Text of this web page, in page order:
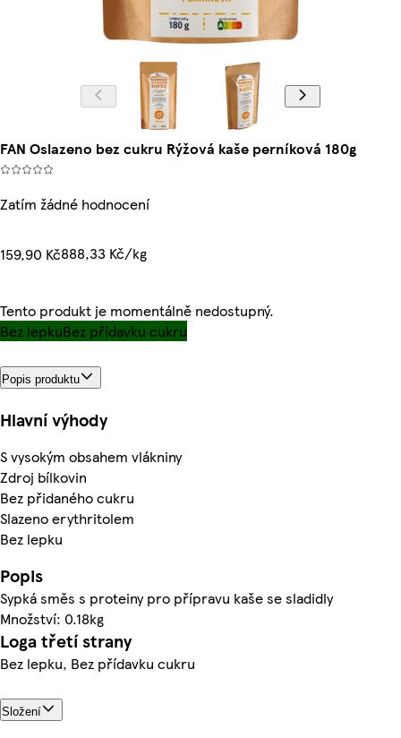
FAN Oslazeno bez cukru Rýžová kaše perníková 180g
Zatím žádné hodnocení
159,90 Kč888,33 Kč/kg
Tento produkt je momentálně nedostupný.
Bez lepkuBez přídavku cukru
Popis produktu
Hlavní výhody
S vysokým obsahem vlákniny
Zdroj bílkovin
Bez přidaného cukru
Slazeno erythritolem
Bez lepku
Popis
Sypká směs s proteiny pro přípravu kaše se sladidly
Množství: 0.18kg
Loga třetí strany
Bez lepku, Bez přídavku cukru
Složení